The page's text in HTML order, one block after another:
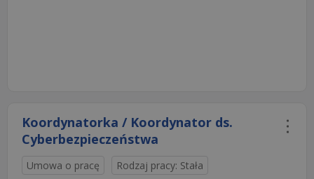
Koordynatorka / Koordynator ds.
Cyberbezpieczeństwa
Umowa o pracę Rodzaj pracy: Stała